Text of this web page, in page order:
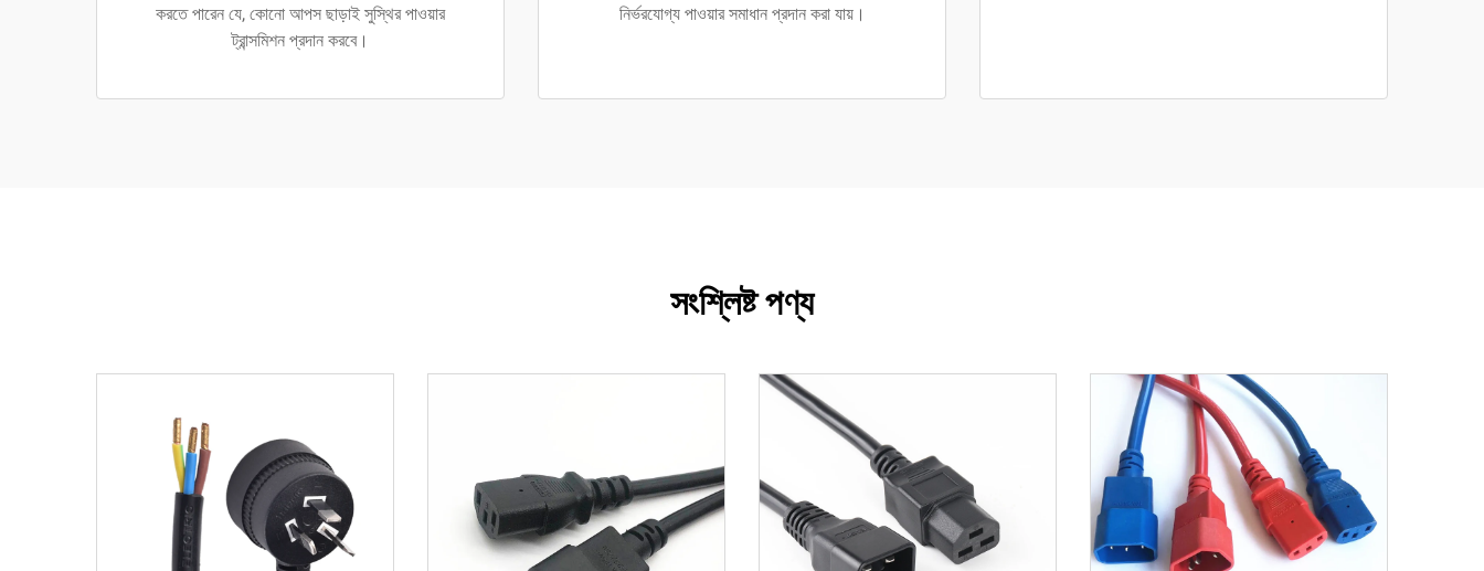
করতে পারেন যে, কোনো আপস ছাড়াই সুস্থির পাওয়ার
ট্রান্সমিশন প্রদান করবে।
নির্ভরযোগ্য পাওয়ার সমাধান প্রদান করা যায়।
সংশ্লিষ্ট পণ্য